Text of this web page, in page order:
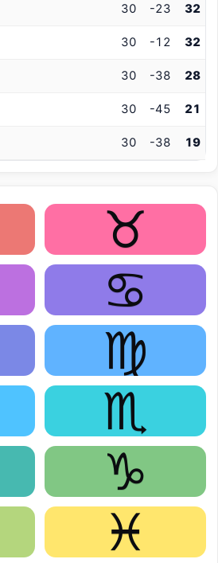
30 -23 32
30 -12 32
30 -38 28
30 -45 21
30 -38 19
♉
♋
♍
♏
♑
♓